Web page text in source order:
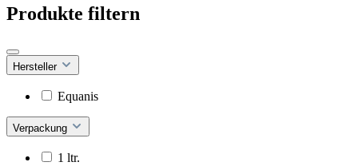
Produkte filtern
Hersteller
Equanis
Verpackung
1 ltr.